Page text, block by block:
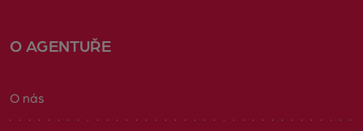
O AGENTUŘE
O nás